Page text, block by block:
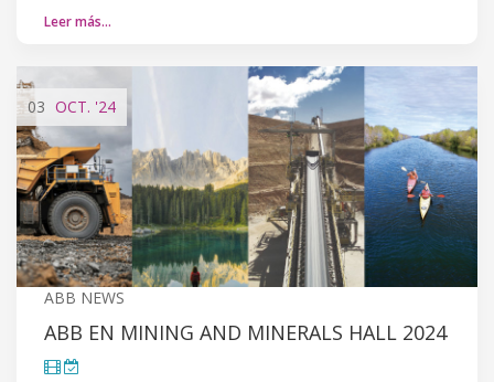
Leer más…
03 OCT. '24
ABB NEWS
ABB EN MINING AND MINERALS HALL 2024